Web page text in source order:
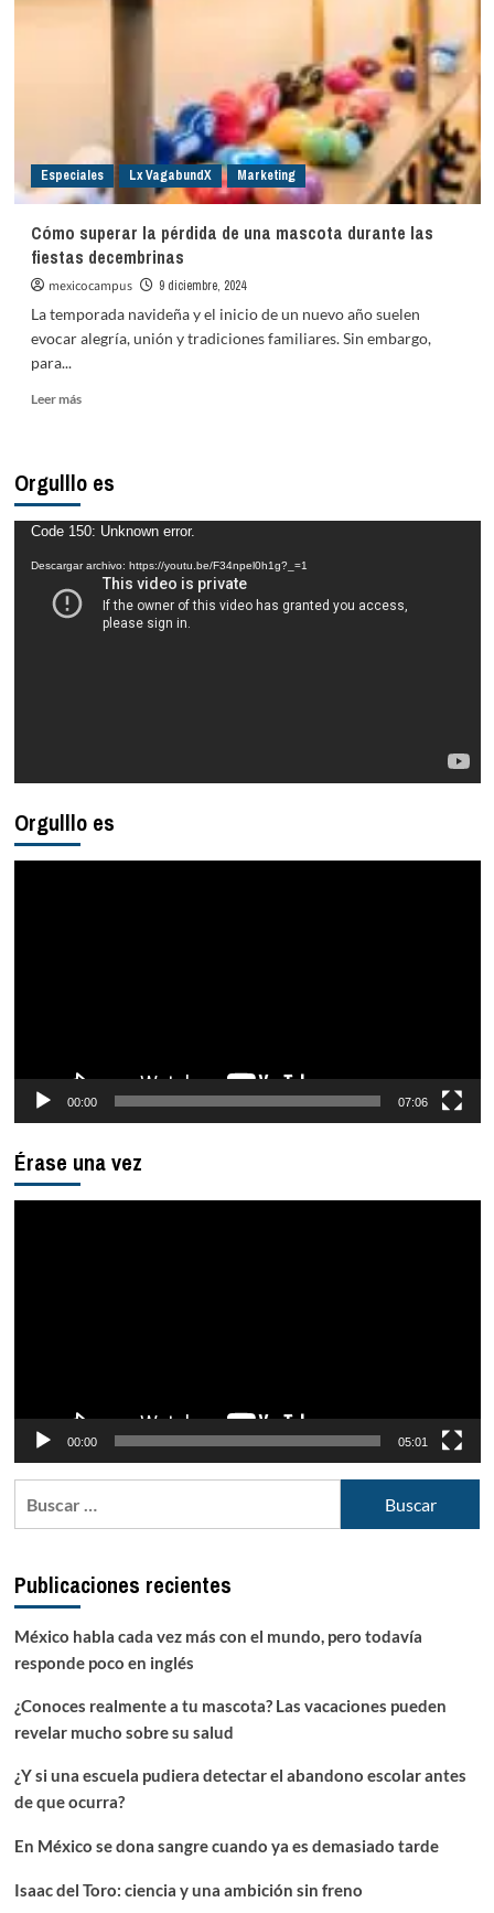
fotovoltaica
Especiales Lx VagabundX Marketing
Cómo superar la pérdida de una mascota durante las
fiestas decembrinas
mexicocampus 9 diciembre, 2024
La temporada navideña y el inicio de un nuevo año suelen
evocar alegría, unión y tradiciones familiares. Sin embargo,
para...
Leer másLeer
superar
la
pérdida
una
mascota
durante
Orgulllo es
Reproductor
de
Code 150: Unknown error.
Descargar archivo: https://youtu.be/F34npel0h1g?_=1
Orgulllo es
00:00 07:06
Érase una vez
00:00 05:01
Publicaciones recientes
México habla cada vez más con el mundo, pero todavía
responde poco en inglés
¿Conoces realmente a tu mascota? Las vacaciones pueden
revelar mucho sobre su salud
¿Y si una escuela pudiera detectar el abandono escolar antes
de que ocurra?
En México se dona sangre cuando ya es demasiado tarde
Isaac del Toro: ciencia y una ambición sin freno